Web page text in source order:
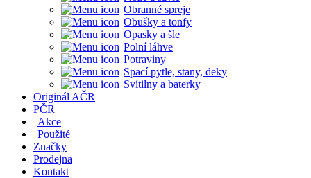
Obranné spreje
Obušky a tonfy
Opasky a šle
Polní láhve
Potraviny
Spací pytle, stany, deky
Svítilny a baterky
Originál AČR
PČR
Akce
Použité
Značky
Prodejna
Kontakt